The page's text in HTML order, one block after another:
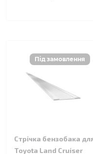
Стрічка бензобака
Toyota Land Cruiser